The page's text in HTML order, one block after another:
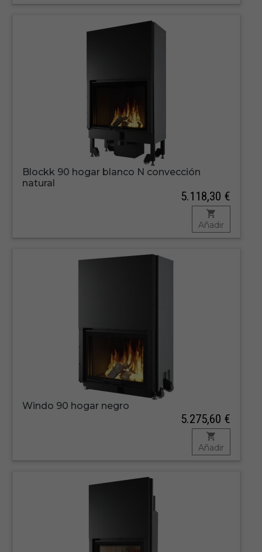
Blockk 90 hogar blanco N convección
natural
5.118,30 €
Añadir
Windo 90 hogar negro
5.275,60 €
Añadir